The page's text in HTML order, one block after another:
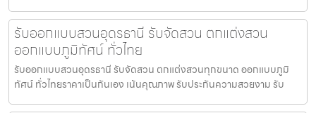
รับออกแบบสวนอุดรธานี รับจัดสวน ตกแต่งสวน
ออกแบบภูมิทัศน์ ทั่วไทย
รับออกแบบสวนอุดรธานี รับจัดสวน ตกแต่งสวนทุกขนาด ออกแบบภูมิ
ทัศน์ ทั่วไทยราคาเป็นกันเอง เน้นคุณภาพ รับประกันความสวยงาม รับ